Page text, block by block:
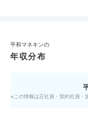
平和マネキンの
年収分布
※この情報は正社員・契約社員・